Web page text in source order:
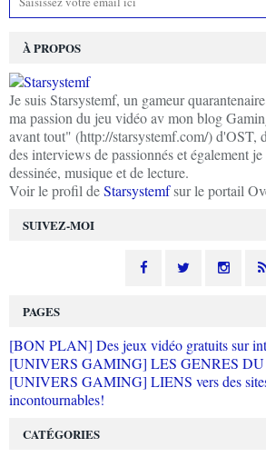
SUIVEZ-MOI
À PROPOS
Je suis Starsystemf, un gameur
ma passion du jeu vidéo av mon blog
avant tout" (http://starsystemf.com/) d'OST,
des interviews de passionnés et également
dessinée, musique et de lecture.
Voir le profil deStarsystemfsur le portail
PAGES
[BON PLAN] Des jeux vidéo gratuits sur
[UNIVERS GAMING] LES GENRES
[UNIVERS GAMING] LIENS vers des
incontournables!
CATÉGORIES